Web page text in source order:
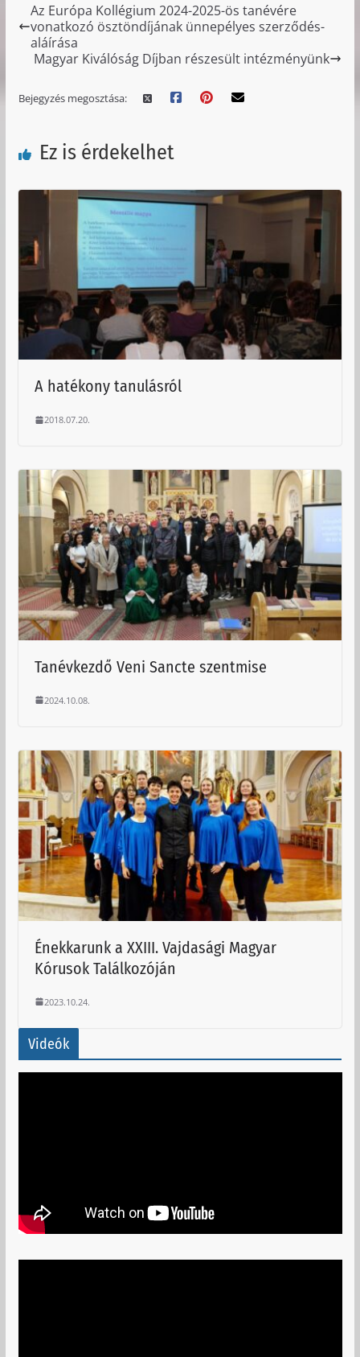
Az Európa Kollégium 2024-2025-ös tanévére
vonatkozó ösztöndíjának ünnepélyes szerződés-
aláírása
Magyar Kiválóság Díjban részesült intézményünk
Bejegyzés megosztása:
Ez is érdekelhet
A hatékony tanulásról
2018.07.20.
Tanévkezdő Veni Sancte szentmise
2024.10.08.
Énekkarunk a XXIII. Vajdasági Magyar
Kórusok Találkozóján
2023.10.24.
Videók